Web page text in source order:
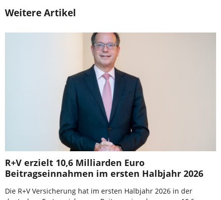
Weitere Artikel
R+V erzielt 10,6 Milliarden Euro
Beitragseinnahmen im ersten Halbjahr 2026
Die R+V Versicherung hat im ersten Halbjahr 2026 in der